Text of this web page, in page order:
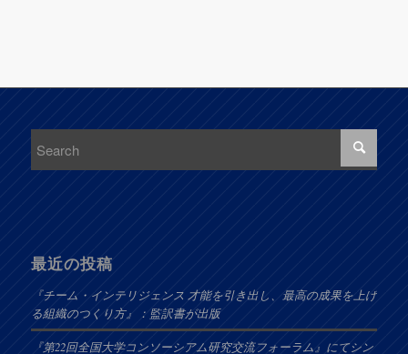
最近の投稿
『チーム・インテリジェンス 才能を引き出し、最高の成果を上げ
る組織のつくり方』：監訳書が出版
『第22回全国大学コンソーシアム研究交流フォーラム』にてシン